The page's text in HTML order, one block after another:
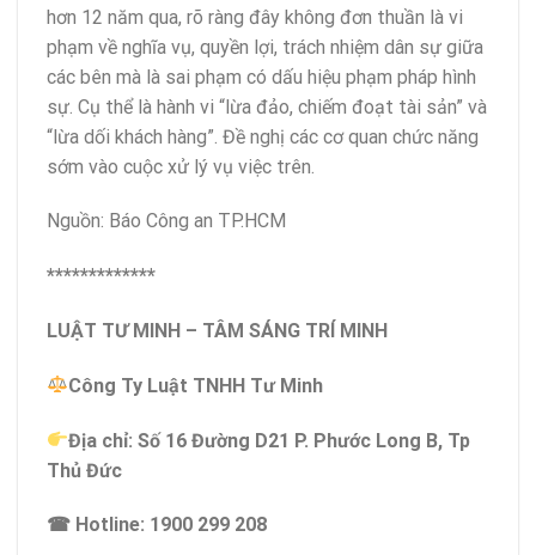
hơn 12 năm qua, rõ ràng đây không đơn thuần là vi
phạm về nghĩa vụ, quyền lợi, trách nhiệm dân sự giữa
các bên mà là sai phạm có dấu hiệu phạm pháp hình
sự. Cụ thể là hành vi “lừa đảo, chiếm đoạt tài sản” và
“lừa dối khách hàng”. Đề nghị các cơ quan chức năng
sớm vào cuộc xử lý vụ việc trên.
Nguồn: Báo Công an TP.HCM
*************
LUẬT TƯ MINH – TÂM SÁNG TRÍ MINH
Công Ty Luật TNHH Tư Minh
Địa chỉ: Số 16 Đường D21 P. Phước Long B, Tp
Thủ Đức
☎ Hotline: 1900 299 208